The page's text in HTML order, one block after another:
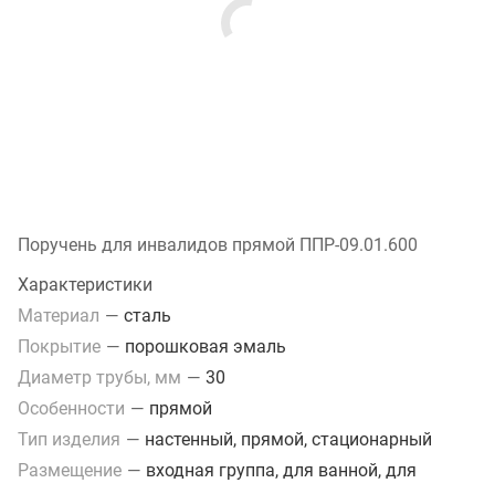
Поручень для инвалидов прямой ППР-09.01.600
Характеристики
Материал — сталь
Покрытие — порошковая эмаль
Диаметр трубы, мм — 30
Особенности — прямой
Тип изделия — настенный, прямой, стационарный
Размещение — входная группа, для ванной, для